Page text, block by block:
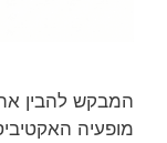
המבקש להבין
מופעיה